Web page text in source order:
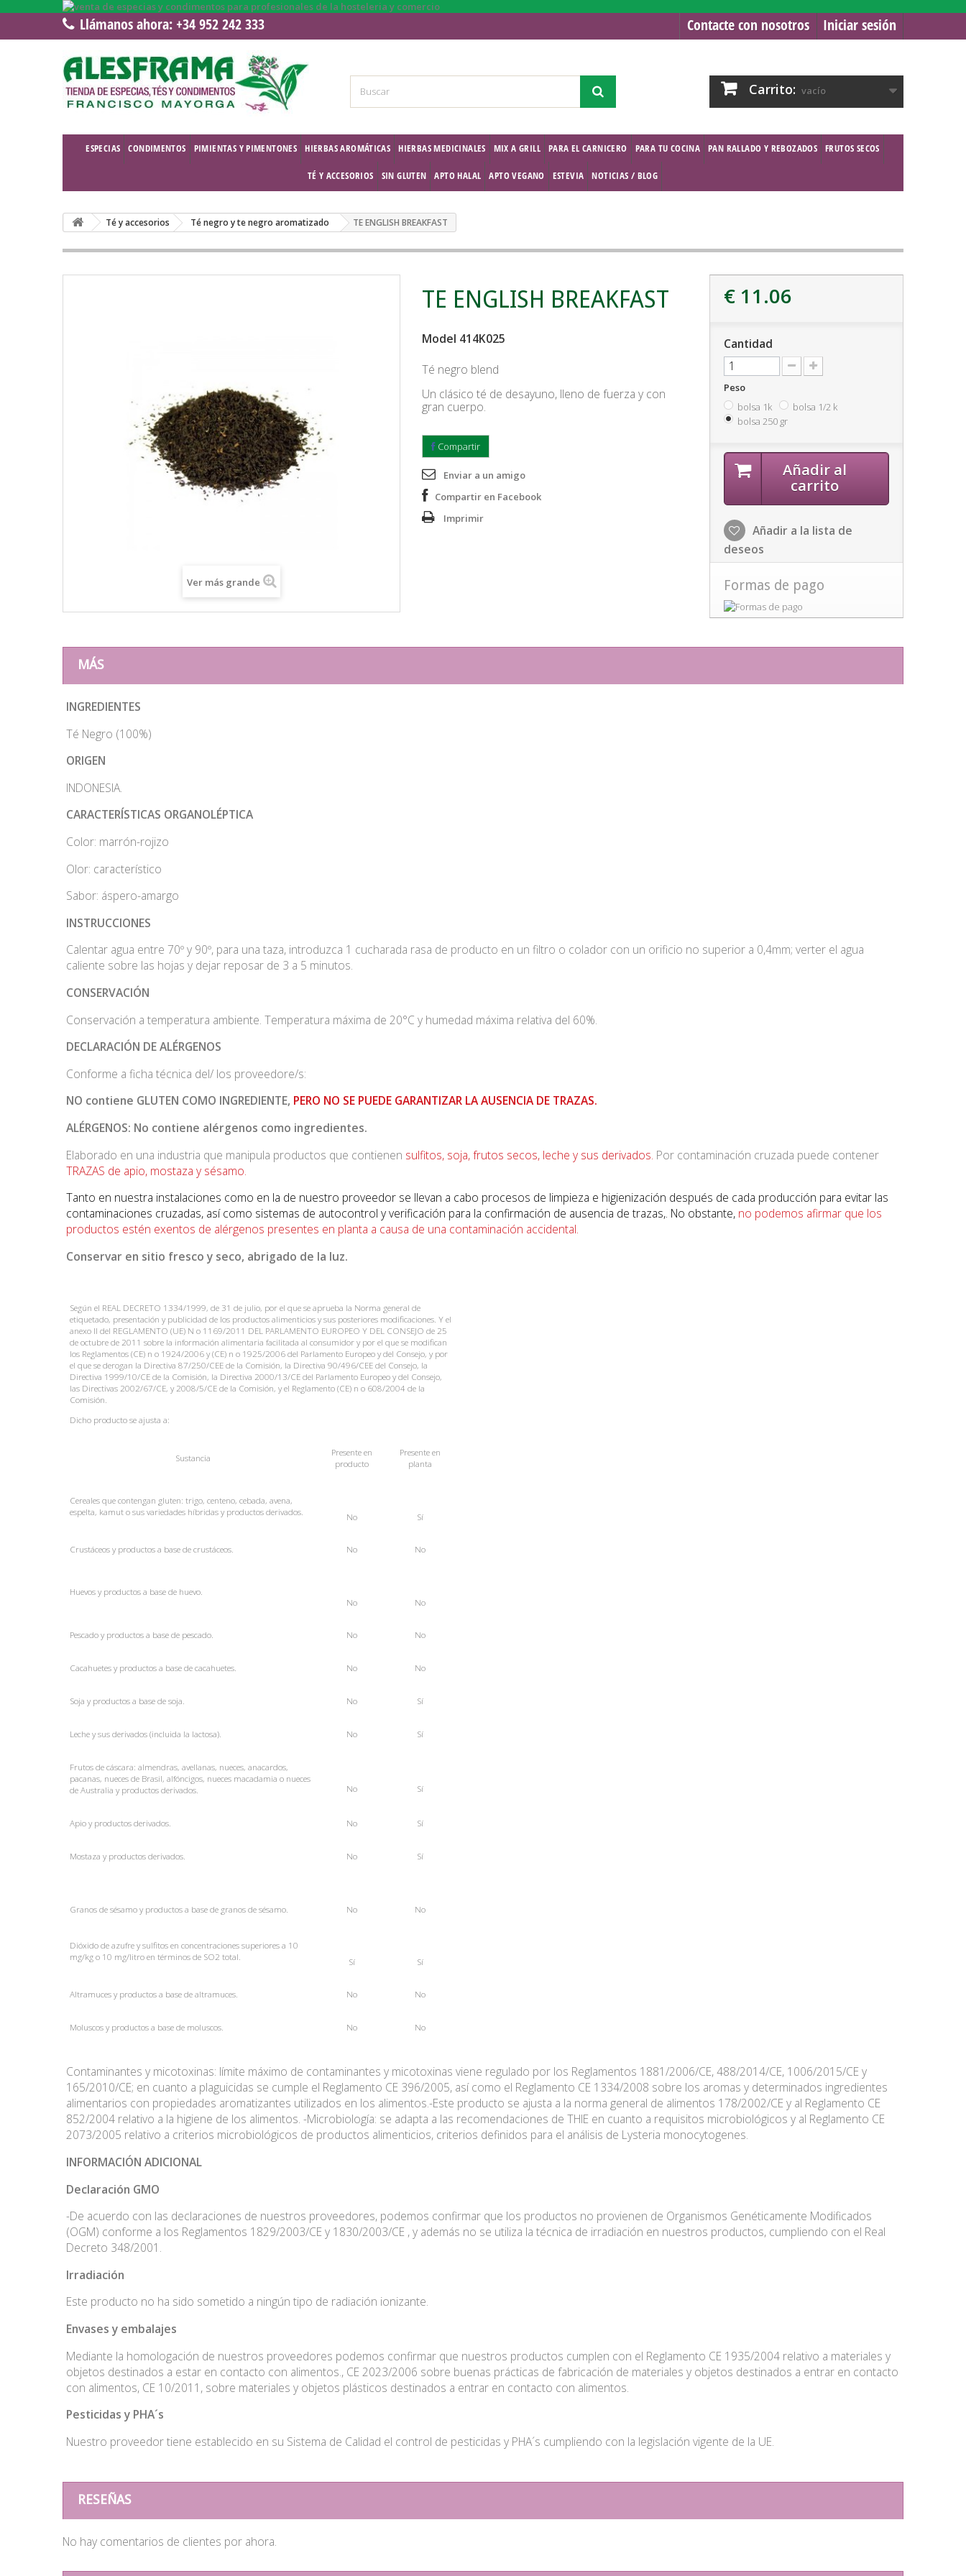
Iniciar sesión
Contacte con nosotros
Llámanos ahora: +34 952 242 333
Carrito: vacío
ESPECIAS CONDIMENTOS PIMIENTAS Y PIMENTONES HIERBAS AROMÁTICAS HIERBAS MEDICINALES MIX A GRILL PARA EL CARNICERO PARA TU COCINA PAN RALLADO Y REBOZADOS FRUTOS SECOS
TÉ Y ACCESORIOS SIN GLUTEN APTO HALAL APTO VEGANO ESTEVIA NOTICIAS / BLOG
Té y accesorios Té negro y te negro aromatizado TE ENGLISH BREAKFAST
Ver más grande
TE ENGLISH BREAKFAST
Model 414K025
Té negro blend
Un clásico té de desayuno, lleno de fuerza y con
gran cuerpo.
Compartir
Enviar a un amigo
Compartir en Facebook
Imprimir
€ 11.06
Cantidad
Peso
bolsa 1k
bolsa 1/2 k
bolsa 250 gr
Añadir al
carrito
Añadir a la lista de
deseos
Formas de pago
MÁS
INGREDIENTES
Té Negro (100%)
ORIGEN
INDONESIA.
CARACTERÍSTICAS ORGANOLÉPTICA
Color: marrón-rojizo
Olor: característico
Sabor: áspero-amargo
INSTRUCCIONES
Calentar agua entre 70º y 90º, para una taza, introduzca 1 cucharada rasa de producto en un filtro o colador con un orificio no superior a 0,4mm; verter el agua
caliente sobre las hojas y dejar reposar de 3 a 5 minutos.
CONSERVACIÓN
Conservación a temperatura ambiente. Temperatura máxima de 20°C y humedad máxima relativa del 60%.
DECLARACIÓN DE ALÉRGENOS
Conforme a ficha técnica del/ los proveedore/s:
NO contiene GLUTEN COMO INGREDIENTE, PERO NO SE PUEDE GARANTIZAR LA AUSENCIA DE TRAZAS.
ALÉRGENOS: No contiene alérgenos como ingredientes.
Elaborado en una industria que manipula productos que contienen sulfitos, soja, frutos secos, leche y sus derivados. Por contaminación cruzada puede contener
TRAZAS de apio, mostaza y sésamo.
Tanto en nuestra instalaciones como en la de nuestro proveedor se llevan a cabo procesos de limpieza e higienización después de cada producción para evitar las
contaminaciones cruzadas, así como sistemas de autocontrol y verificación para la confirmación de ausencia de trazas,. No obstante, no podemos afirmar que los
productos estén exentos de alérgenos presentes en planta a causa de una contaminación accidental.
Conservar en sitio fresco y seco, abrigado de la luz.
Según el REAL DECRETO 1334/1999, de 31 de julio, por el que se aprueba la Norma general de
etiquetado, presentación y publicidad de los productos alimenticios y sus posteriores modificaciones. Y el
anexo II del REGLAMENTO (UE) N o 1169/2011 DEL PARLAMENTO EUROPEO Y DEL CONSEJO de 25
de octubre de 2011 sobre la información alimentaria facilitada al consumidor y por el que se modifican
los Reglamentos (CE) n o 1924/2006 y (CE) n o 1925/2006 del Parlamento Europeo y del Consejo, y por
el que se derogan la Directiva 87/250/CEE de la Comisión, la Directiva 90/496/CEE del Consejo, la
Directiva 1999/10/CE de la Comisión, la Directiva 2000/13/CE del Parlamento Europeo y del Consejo,
las Directivas 2002/67/CE, y 2008/5/CE de la Comisión, y el Reglamento (CE) n o 608/2004 de la
Comisión.
Dicho producto se ajusta a:
Sustancia Presenteen
producto
Presenteen
planta
Cereales que contengan gluten: trigo, centeno, cebada, avena,
espelta, kamut o sus variedades híbridas y productos derivados.
No Sí
Crustáceos y productos a base de crustáceos. No No
Huevos y productos a base de huevo.
No
No
Pescado y productos a base de pescado. No No
Cacahuetes y productos a base de cacahuetes. No No
Soja y productos a base de soja. No Sí
Leche y sus derivados (incluida la lactosa). No Sí
Frutos de cáscara: almendras, avellanas, nueces, anacardos,
pacanas, nueces de Brasil, alfóncigos, nueces macadamia o nueces
de Australia y productos derivados.
No Sí
Apioy productos derivados. No Sí
Mostaza y productos derivados. No Sí
Granos de sésamo y productos a base de granos de sésamo. No No
Dióxido de azufre y sulfitos en concentraciones superiores a 10
mg/kg o 10 mg/litro en términos de SO2 total.
Sí Sí
Altramuces y productos a base de altramuces. No No
Moluscos y productos a base de moluscos. No No
Contaminantes y micotoxinas: límite máximo de contaminantes y micotoxinas viene regulado por los Reglamentos 1881/2006/CE, 488/2014/CE, 1006/2015/CE y
165/2010/CE; en cuanto a plaguicidas se cumple el Reglamento CE 396/2005, así como el Reglamento CE 1334/2008 sobre los aromas y determinados ingredientes
alimentarios con propiedades aromatizantes utilizados en los alimentos.-Este producto se ajusta a la norma general de alimentos 178/2002/CE y al Reglamento CE
852/2004 relativo a la higiene de los alimentos. -Microbiología: se adapta a las recomendaciones de THIE en cuanto a requisitos microbiológicos y al Reglamento CE
2073/2005 relativo a criterios microbiológicos de productos alimenticios, criterios definidos para el análisis de Lysteria monocytogenes.
INFORMACIÓN ADICIONAL
Declaración GMO
-De acuerdo con las declaraciones de nuestros proveedores, podemos confirmar que los productos no provienen de Organismos Genéticamente Modificados
(OGM) conforme a los Reglamentos 1829/2003/CE y 1830/2003/CE , y además no se utiliza la técnica de irradiación en nuestros productos, cumpliendo con el Real
Decreto 348/2001.
Irradiación
Este producto no ha sido sometido a ningún tipo de radiación ionizante.
Envases y embalajes
Mediante la homologación de nuestros proveedores podemos confirmar que nuestros productos cumplen con el Reglamento CE 1935/2004 relativo a materiales y
objetos destinados a estar en contacto con alimentos., CE 2023/2006 sobre buenas prácticas de fabricación de materiales y objetos destinados a entrar en contacto
con alimentos, CE 10/2011, sobre materiales y objetos plásticos destinados a entrar en contacto con alimentos.
Pesticidas y PHA´s
Nuestro proveedor tiene establecido en su Sistema de Calidad el control de pesticidas y PHA´s cumpliendo con la legislación vigente de la UE.
RESEÑAS
No hay comentarios de clientes por ahora.